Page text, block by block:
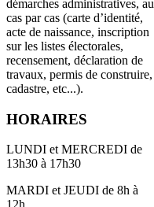
démarches administratives, au
cas par cas (carte d’identité,
acte de naissance, inscription
sur les listes électorales,
recensement, déclaration de
travaux, permis de construire,
cadastre, etc...).
HORAIRES
LUNDI et MERCREDI de
13h30 à 17h30
MARDI et JEUDI de 8h à